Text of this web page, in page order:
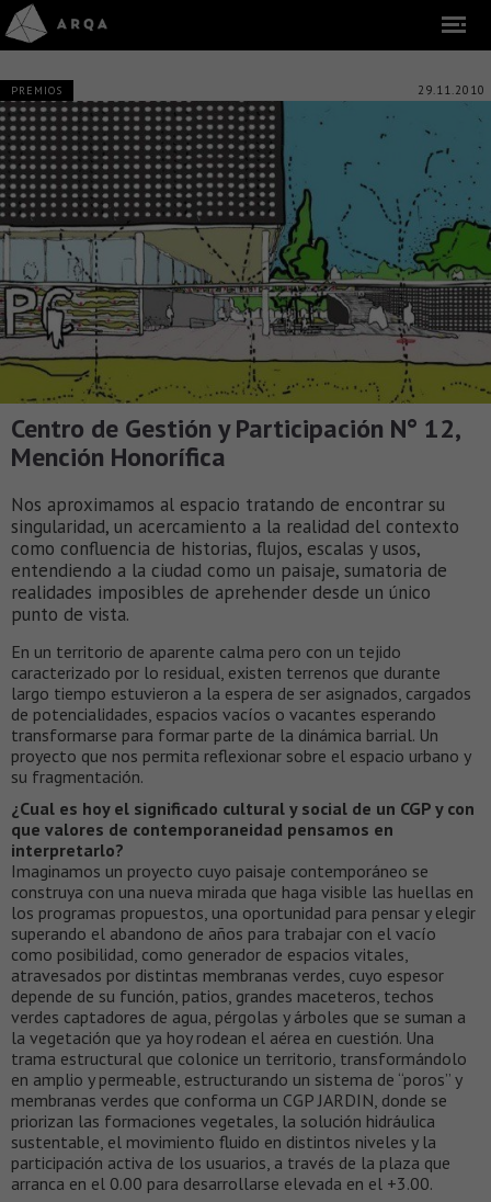
PREMIOS 29.11.2010
Centro de Gestión y Participación N° 12,
Mención Honorífica
Nos aproximamos al espacio tratando de encontrar su
singularidad, un acercamiento a la realidad del contexto
como confluencia de historias, flujos, escalas y usos,
entendiendo a la ciudad como un paisaje, sumatoria de
realidades imposibles de aprehender desde un único
punto de vista.
En un territorio de aparente calma pero con un tejido
caracterizado por lo residual, existen terrenos que durante
largo tiempo estuvieron a la espera de ser asignados, cargados
de potencialidades, espacios vacíos o vacantes esperando
transformarse para formar parte de la dinámica barrial. Un
proyecto que nos permita reflexionar sobre el espacio urbano y
su fragmentación.
¿Cual es hoy el significado cultural y social de un CGP y con
que valores de contemporaneidad pensamos en
interpretarlo?
Imaginamos un proyecto cuyo paisaje contemporáneo se
construya con una nueva mirada que haga visible las huellas en
los programas propuestos, una oportunidad para pensar y elegir
superando el abandono de años para trabajar con el vacío
como posibilidad, como generador de espacios vitales,
atravesados por distintas membranas verdes, cuyo espesor
depende de su función, patios, grandes maceteros, techos
verdes captadores de agua, pérgolas y árboles que se suman a
la vegetación que ya hoy rodean el aérea en cuestión. Una
trama estructural que colonice un territorio, transformándolo
en amplio y permeable, estructurando un sistema de “poros” y
membranas verdes que conforma un CGP JARDIN, donde se
priorizan las formaciones vegetales, la solución hidráulica
sustentable, el movimiento fluido en distintos niveles y la
participación activa de los usuarios, a través de la plaza que
arranca en el 0.00 para desarrollarse elevada en el +3.00.